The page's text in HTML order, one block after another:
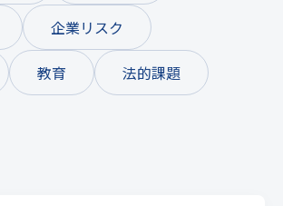
企業リスク
教育 法的課題